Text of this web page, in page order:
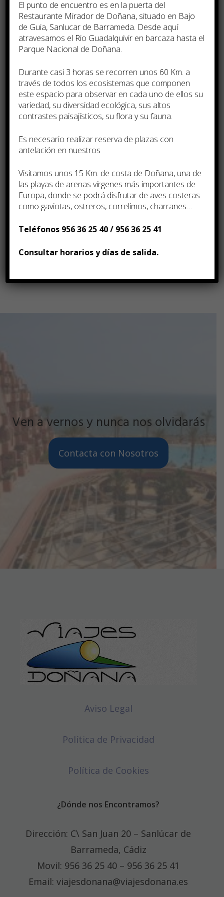
Ven a vernos y nunca nos olvidarás
Contacta con Nosotros
Aviso Legal
Política de Privacidad
Política de Cookies
¿Dónde nos Encontramos?
Dirección: C\ San Juan 20 – Sanlúcar de
Barrameda, Cádiz
Movil: 956 36 25 40 – 956 36 25 41
Email: viajesdonana@viajesdonana.es
El punto de encuentro es en la puerta del
Restaurante Mirador de Doñana, situado en Bajo
de Guia, Sanlucar de Barrameda. Desde aquí
atravesamos el Rio Guadalquivir en barcaza hasta el
Parque Nacional de Doñana.
Durante casi 3 horas se recorren unos 60 Km. a
través de todos los ecosistemas que componen
este espacio para observar en cada uno de ellos su
variedad, su diversidad ecológica, sus altos
contrastes paisají­sticos, su flora y su fauna.
Es necesario realizar reserva de plazas con
antelación en nuestros
Visitamos unos 15 Km. de costa de Doñana, una de
las playas de arenas ví­rgenes más importantes de
Europa, donde se podrá disfrutar de aves costeras
como gaviotas, ostreros, correlimos, charranes…
Teléfonos 956 36 25 40 / 956 36 25 41
Consultar horarios y días de salida.